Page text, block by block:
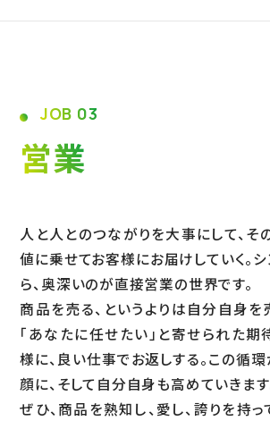
JOB 03
営業
人と人とのつながりを大事にして、
値に乗せてお客様にお届けしていく。
ら、奥深いのが直接営業の世界です。
商品を売る、というよりは自分自身を
「あなたに任せたい」と寄せられた
様に、良い仕事でお返しする。この循
顔に、そして自分自身も高めていきます
ぜひ、商品を熟知し、愛し、誇りを持